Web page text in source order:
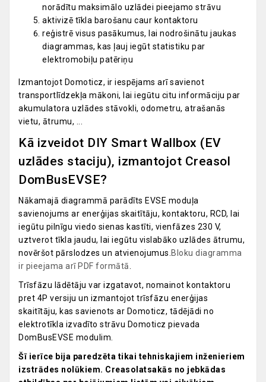
norādītu maksimālo uzlādei pieejamo strāvu
aktivizē tīkla barošanu caur kontaktoru
reģistrē visus pasākumus, lai nodrošinātu jaukas
diagrammas, kas ļauj iegūt statistiku par
elektromobiļu patēriņu
Izmantojot Domoticz, ir iespējams arī savienot
transportlīdzekļa mākoni, lai iegūtu citu informāciju par
akumulatora uzlādes stāvokli, odometru, atrašanās
vietu, ātrumu, ...
Kā izveidot DIY Smart Wallbox (EV
uzlādes staciju), izmantojot Creasol
DomBusEVSE?
Nākamajā diagrammā parādīts EVSE moduļa
savienojums ar enerģijas skaitītāju, kontaktoru, RCD, lai
iegūtu pilnīgu viedo sienas kastīti, vienfāzes 230 V,
uztverot tīkla jaudu, lai iegūtu vislabāko uzlādes ātrumu,
novēršot pārslodzes un atvienojumus. Bloku diagramma
ir pieejama arī PDF formātā
Trīsfāzu lādētāju var izgatavot, nomainot kontaktoru
pret 4P versiju un izmantojot trīsfāzu enerģijas
skaitītāju, kas savienots ar Domoticz, tādējādi no
elektrotīkla izvadīto strāvu Domoticz pievada
DomBusEVSE modulim.
Šī ierīce bija paredzēta tikai tehniskajiem inženieriem
izstrādes nolūkiem. Creasol atsakās no jebkādas